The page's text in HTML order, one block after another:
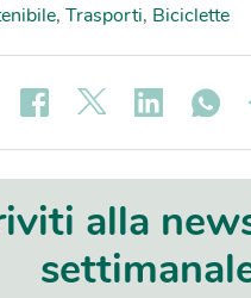
, Trasporti, Biciclette
alla